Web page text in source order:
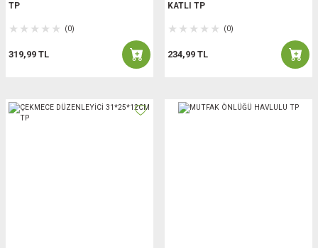
TP
(0)
319,99 TL
KATLI TP
(0)
234,99 TL